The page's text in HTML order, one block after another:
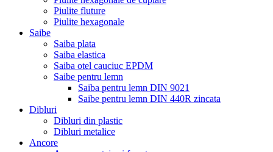
Piulite fluture
Piulite hexagonale
Saibe
Saiba plata
Saiba elastica
Saiba otel cauciuc EPDM
Saibe pentru lemn
Saiba pentru lemn DIN 9021
Saibe pentru lemn DIN 440R zincata
Dibluri
Dibluri din plastic
Dibluri metalice
Ancore